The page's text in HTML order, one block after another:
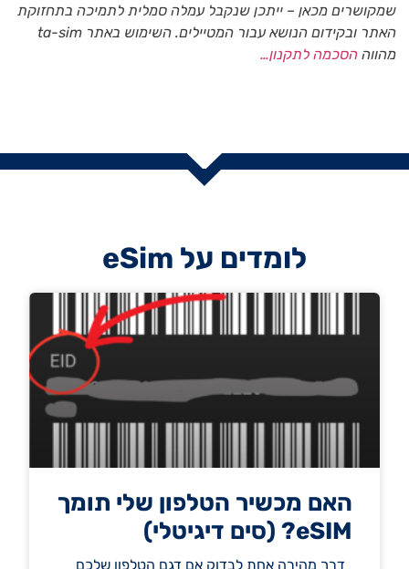
שמקושרים מכאן – ייתכן שנקבל עמלה סמלית לתמיכה בתחזוקת
האתר ובקידום הנושא עבור המטיילים. השימוש באתר ta-sim
מהווההסכמה לתקנון…
לומדים על eSim
האם מכשיר הטלפון שלי תומך
eSIM? (סים דיגיטלי)
דרך מהירה אחת לבדוק אם דגם הטלפון שלכם